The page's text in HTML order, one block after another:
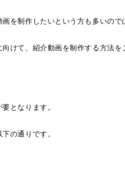
を制作したいという方も多いの
けて、紹介動画を制作する方法を
となります。
の通りです。